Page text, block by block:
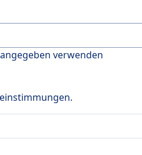
verwenden